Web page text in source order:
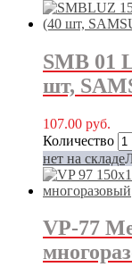
SMB 01
шт,
107.00 руб.
Количество
нет на складе
VP-77